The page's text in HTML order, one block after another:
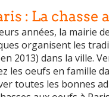
: La
années, la mairie
organisent les
2013) dans la ville.
les oeufs en famille
toutes les bonnes